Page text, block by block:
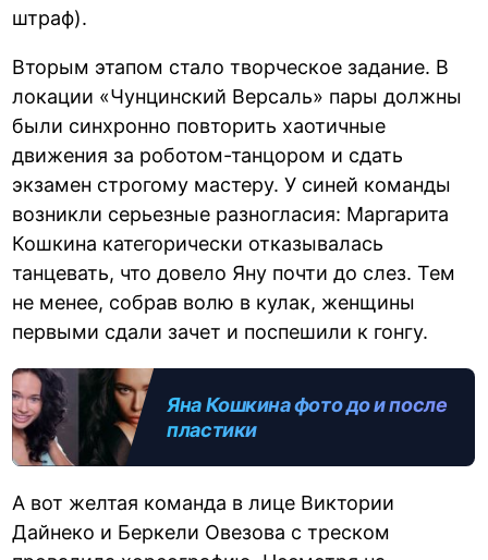
штраф).
Вторым этапом стало творческое задание. В
локации «Чунцинский Версаль» пары должны
были синхронно повторить хаотичные
движения за роботом-танцором и сдать
экзамен строгому мастеру. У синей команды
возникли серьезные разногласия: Маргарита
Кошкина категорически отказывалась
танцевать, что довело Яну почти до слез. Тем
не менее, собрав волю в кулак, женщины
первыми сдали зачет и поспешили к гонгу.
Яна Кошкина фото до и после
пластики
А вот желтая команда в лице Виктории
Дайнеко и Беркели Овезова с треском